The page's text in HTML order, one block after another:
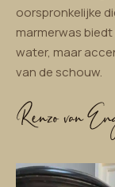
oorspronkelijke
marmerwas
water, maar
van de schouw.